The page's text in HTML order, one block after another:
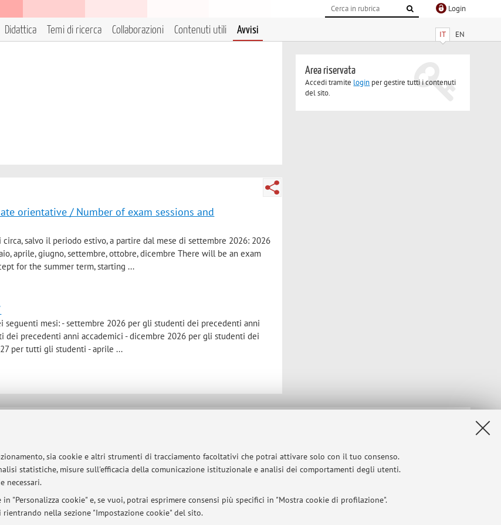
sia cookie e altri strumenti di tracciamento facoltativi che potrai attivare solo con il tuo consenso.
statistiche, misure sull'efficacia della comunicazione istituzionale e analisi dei comportamenti degli utenti.
necessari.
"Personalizza cookie" e, se vuoi, potrai esprimere consensi più specifici in "Mostra cookie di profilazione".
nella sezione "Impostazione cookie" del sito.
Login
IT EN
Didattica Temi di ricerca Collaborazioni Contenuti utili Avvisi
orientative / Number of exam sessions and
salvo il periodo estivo, a partire dal mese di settembre 2026: 2026
aprile, giugno, settembre, ottobre, dicembre There will be an exam
for the summer term, starting ...
seguenti mesi: - settembre 2026 per gli studenti dei precedenti anni
dei precedenti anni accademici - dicembre 2026 per gli studenti dei
per tutti gli studenti - aprile ...
Area riservata
Accedi tramite login per gestire tutti i contenuti
del sito.